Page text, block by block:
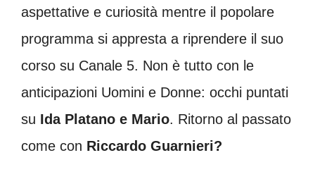
aspettative e curiosità mentre il popolare
programma si appresta a riprendere il suo
corso su Canale 5. Non è tutto con le
anticipazioni Uomini e Donne: occhi puntati
su Ida Platano e Mario. Ritorno al passato
come con Riccardo Guarnieri?